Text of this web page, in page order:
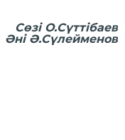
Сөзі О.Сүттібаев
Әні Ә.Сүлейменов